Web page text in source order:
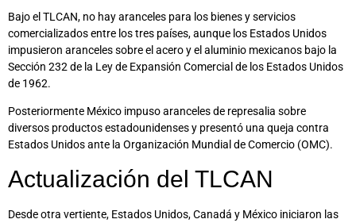
Bajo el TLCAN, no hay aranceles para los bienes y servicios
comercializados entre los tres países, aunque los Estados Unidos
impusieron aranceles sobre el acero y el aluminio mexicanos bajo la
Sección 232 de la Ley de Expansión Comercial de los Estados Unidos
de 1962.
Posteriormente México impuso aranceles de represalia sobre
diversos productos estadounidenses y presentó una queja contra
Estados Unidos ante la Organización Mundial de Comercio (OMC).
Actualización del TLCAN
Desde otra vertiente, Estados Unidos, Canadá y México iniciaron las